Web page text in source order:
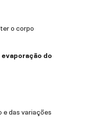
o corpo
do
e das variações